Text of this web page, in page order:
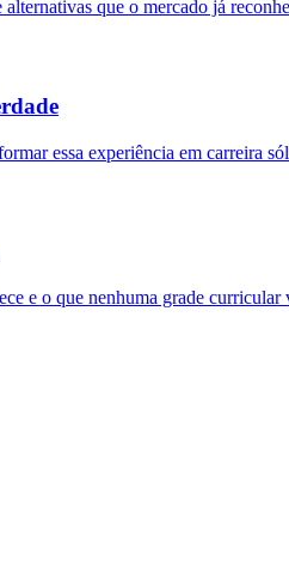
que o mercado já
essa experiência em carreira
e o que nenhuma grade curricular